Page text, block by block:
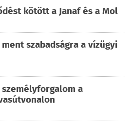
kötött a Janaf és a Mol
szabadságra a vízügyi
a